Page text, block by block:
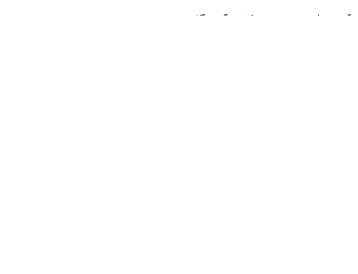
آهن پرایس، خرید مطمئن آهن آلات